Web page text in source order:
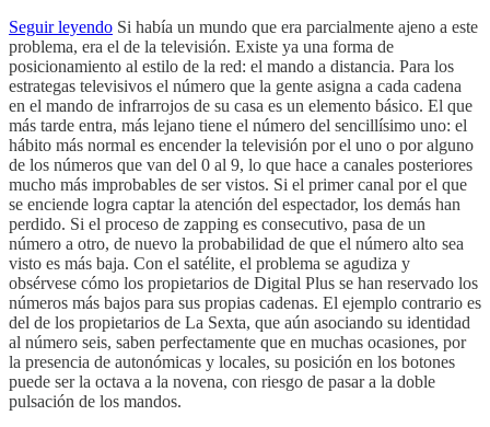
Seguir leyendo Si había un mundo que era parcialmente ajeno a este
problema, era el de la televisión. Existe ya una forma de
posicionamiento al estilo de la red: el mando a distancia. Para los
estrategas televisivos el número que la gente asigna a cada cadena
en el mando de infrarrojos de su casa es un elemento básico. El que
más tarde entra, más lejano tiene el número del sencillísimo uno: el
hábito más normal es encender la televisión por el uno o por alguno
de los números que van del 0 al 9, lo que hace a canales posteriores
mucho más improbables de ser vistos. Si el primer canal por el que
se enciende logra captar la atención del espectador, los demás han
perdido. Si el proceso de zapping es consecutivo, pasa de un
número a otro, de nuevo la probabilidad de que el número alto sea
visto es más baja. Con el satélite, el problema se agudiza y
obsérvese cómo los propietarios de Digital Plus se han reservado los
números más bajos para sus propias cadenas. El ejemplo contrario es
del de los propietarios de La Sexta, que aún asociando su identidad
al número seis, saben perfectamente que en muchas ocasiones, por
la presencia de autonómicas y locales, su posición en los botones
puede ser la octava a la novena, con riesgo de pasar a la doble
pulsación de los mandos.